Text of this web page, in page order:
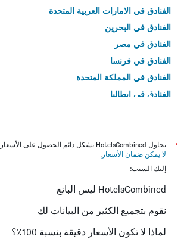
الفنادق في الامارات العربية المتحدة
الفنادق في البحرين
الفنادق في مصر
الفنادق في فرنسا
الفنادق في المملكة المتحدة
الفنادق في إيطاليا
*
يحاول HotelsCombined بشكل دائم الحصول على الأسعار الدقيقة، ولكن
لا يمكن ضمان الأسعار .
إليك السبب:
HotelsCombined ليس البائع
نقوم بتجميع الكثير من البيانات لك
لماذا لا تكون الأسعار دقيقة بنسبة 100٪؟